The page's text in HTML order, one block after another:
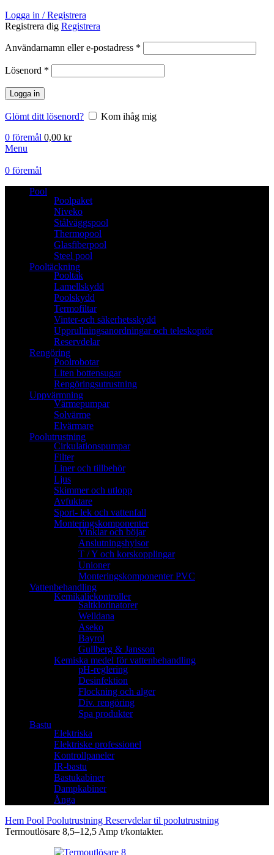
Logga in / Registrera
Registrera dig Registrera
Användarnamn eller e-postadress *
Lösenord *
Logga in
Glömt ditt lösenord?
Kom ihåg mig
0 föremål 0,00 kr
Menu
0 föremål
Pool
Poolpaket
Niveko
Stålväggspool
Thermopool
Glasfiberpool
Steel pool
Pooltäckning
Pooltak
Lamellskydd
Poolskydd
Termofiltar
Vinter-och säkerhetsskydd
Upprullningsanordningar och teleskoprör
Reservdelar
Rengöring
Poolrobotar
Liten bottensugar
Rengöringsutrustning
Uppvärmning
Värmepumpar
Solvärme
Elvärmare
Poolutrustning
Cirkulationspumpar
Filter
Liner och tillbehör
Ljus
Skimmer och utlopp
Avfuktare
Sport- lek och vattenfall
Monteringskomponenter
Vinklar och böjar
Anslutningshylsor
T / Y och korskopplingar
Unioner
Monteringskomponenter PVC
Vattenbehandling
Kemikaliekontroller
Saltklorinatorer
Welldana
Aseko
Bayrol
Gullberg & Jansson
Kemiska medel för vattenbehandling
pH-reglering
Desinfektion
Flockning och alger
Div. rengöring
Spa produkter
Bastu
Elektriska
Elektriske professionel
Kontrollpaneler
IR-bastu
Bastukabiner
Dampkabiner
Ånga
Hem Pool Poolutrustning Reservdelar til poolutrustning
Termoutlösare 8,5–12,5 Amp t/kontakter.